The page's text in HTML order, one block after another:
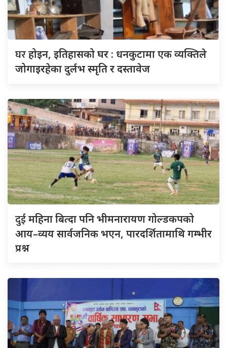
घरहोइन, इतिहासको घर : धनकुटामा एक व्यक्तिले
जोगाइरहेका दुर्लभ स्मृति र दस्तावेज
दुईमहिना बित्दा पनि भीमनारायण गोल्डकपको
आय–व्यय सार्वजनिक भएन, पारदर्शितामाथि गम्भीर
प्रश्न